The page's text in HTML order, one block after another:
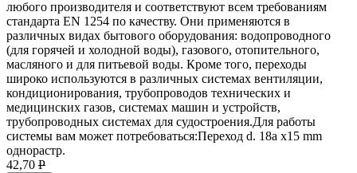
любого производителя и соответствуют всем требованиям
стандарта EN 1254 по качеству. Они применяются в
различных видах бытового оборудования: водопроводного
(для горячей и холодной воды), газового, отопительного,
масляного и для питьевой воды. Кроме того, переходы
широко используются в различных системах вентиляции,
кондиционирования, трубопроводов технических и
медицинских газов, системах машин и устройств,
трубопроводных системах для судостроения.Для работы
системы вам может потребоваться:Переход d. 18a х15 mm
однорастр.
42,70 P